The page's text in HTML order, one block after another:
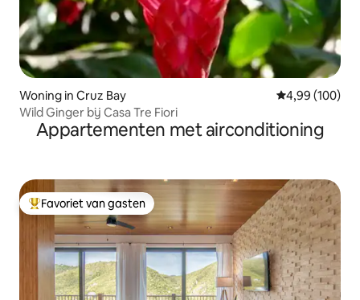
Woning in Cruz Bay Gemiddelde
4,99 (100)
Wild Ginger bij Casa Tre Fiori
Appartementen met airconditioning
Topfavoriet van gasten
Favoriet van gasten